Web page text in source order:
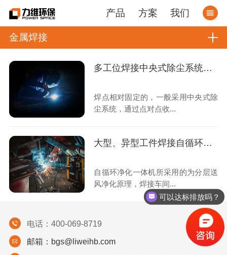
产品 方案 我们
金属焊接
多工位焊接中央式除尘系统解决方案
焊点相对固定的，一般采用中央式除
尘系统，通过点对点收...
大型、异型工件焊接自循环烟尘净化器解决方案
自循环净化一体机所采用的为分层送
风净化原理，焊接车间...
电话：400-069-8719
邮箱：bgs@liweihb.com
可以达标排放吗？